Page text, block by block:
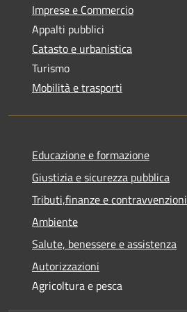
Imprese e Commercio
Appalti pubblici
Catasto e urbanistica
Turismo
Mobilità e trasporti
Educazione e formazione
Giustizia e sicurezza pubblica
Tributi,finanze e contravvenzioni
Ambiente
Salute, benessere e assistenza
Autorizzazioni
Agricoltura e pesca